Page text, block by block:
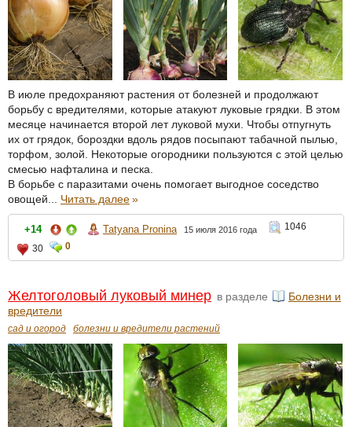
В июле предохраняют растения от болезней и продолжают
борьбу с вредителями, которые атакуют луковые грядки. В этом
месяце начинается второй лет луковой мухи. Чтобы отпугнуть
их от грядок, бороздки вдоль рядов посыпают табачной пылью,
торфом, золой. Некоторые огородники пользуются с этой целью
смесью нафталина и песка.
В борьбе с паразитами очень помогает выгодное соседство
овощей... Читать далее»
+14 Tatyana Pronina 15 июля 2016 года
1046
30
0
Желтоголовый луковый минер в разделе
Болезни и
вредители
сад и огород болезни и вредители растений